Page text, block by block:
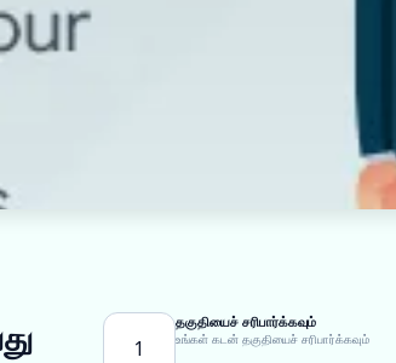
1
தகுதியைச் சரிபார்க்கவும்
உங்கள் கடன் தகுதியைச் சரிபார்க்கவும்